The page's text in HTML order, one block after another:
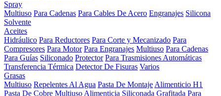
Spray
Multiuso Para Cadenas Para Cables De Acero Engranajes Silicona
Solvente
Aceites
Hidráulico Para Reductores Para Corte y Mecanizado Para
Compresores Para Motor Para Engranajes Multiuso Para Cadenas
Para Guías Siliconado Protector Para Trasmisiones Automáticas
Transferencia Térmica Detector De Fisuras Varios
Grasas
Multiuso Repelentes Al Agua Pasta De Montaje Alimenticio H1
Pasta De Cobre Multiuso Alimenticia Siliconada Grafitada Para